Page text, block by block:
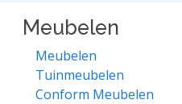
Meubelen
Meubelen
Tuinmeubelen
Conform Meubelen